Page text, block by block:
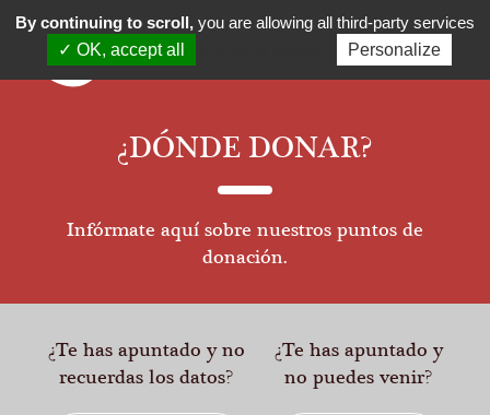
¿DÓNDE DONAR?
Infórmate aquí sobre nuestros puntos de
donación.
¿Te has apuntado y no
recuerdas los datos?
¿Te has apuntado y
no puedes venir?
By continuing to scroll, you are allowing all third-party services
✓ OK, accept all
Personalize